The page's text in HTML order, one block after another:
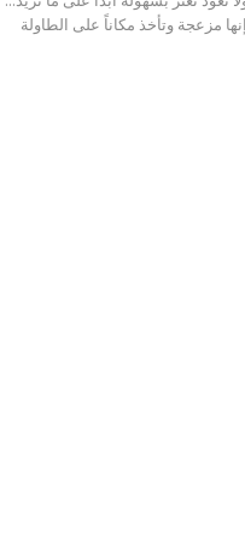
مزعجة وتأخذ مكاناً على الطاولة